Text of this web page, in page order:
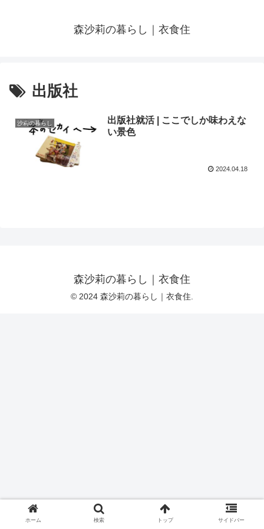
森沙莉の暮らし｜衣食住
出版社
沙莉の暮らし
出版社就活 | ここでしか味わえな
い景色
2024.04.18
森沙莉の暮らし｜衣食住
© 2024 森沙莉の暮らし｜衣食住.
ホーム 検索 トップ サイドバー